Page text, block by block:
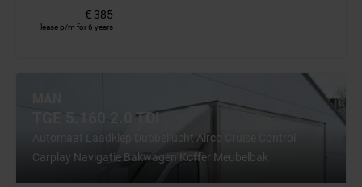
€ 385
lease p/m for 6 years
TGE 5.160 2.0 TDI
Automaat Laadklep Dubbellucht Airco Cruise Control
Carplay Navigatie Bakwagen Koffer Meubelbak